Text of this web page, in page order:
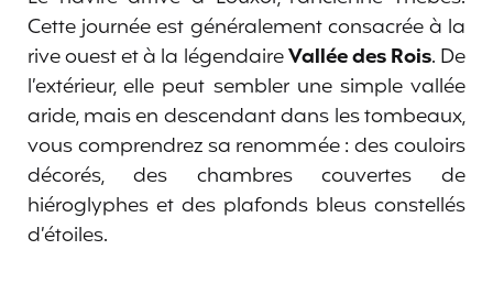
Cette journée est généralement consacrée à la
rive ouest et à la légendaireVallée des Rois. De
l’extérieur, elle peut sembler une simple vallée
aride, mais en descendant dans les tombeaux,
vous comprendrez sa renommée : des couloirs
décorés, des chambres couvertes de
hiéroglyphes et des plafonds bleus constellés
d’étoiles.